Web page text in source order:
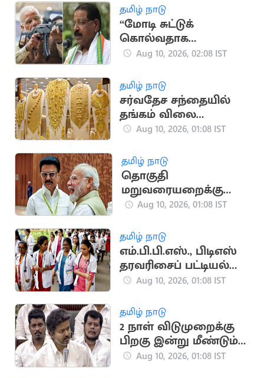
தமிழ் நாடு
“மோடி சுட்டுக்
கொல்வதாக
மிரட்டினாலும்
மாதரம் பாடப்படாது”..
காங். எம்.பி.
Aug 10, 2026, 02:08 IST
தமிழ் நாடு
சர்வதேச சந்தையில்
தங்கம் விலை
மளமளவென
Aug 10, 2026, 01:08 IST
தமிழ் நாடு
தொகுதி
மறுவரையறைக்கு
திமுக ஆதரவை பெற
Aug 10, 2026, 01:08 IST
தமிழ் நாடு
எம்.பி.பி.எஸ்., பிடிஎஸ்
தரவரிசைப் பட்டியல்
இன்று வெளியீடு
Aug 10, 2026, 01:08 IST
தமிழ் நாடு
2 நாள் விடுமுறைக்கு
பிறகு இன்று மீண்டும்
கூடுகிறது தமிழக
Aug 10, 2026, 01:08 IST